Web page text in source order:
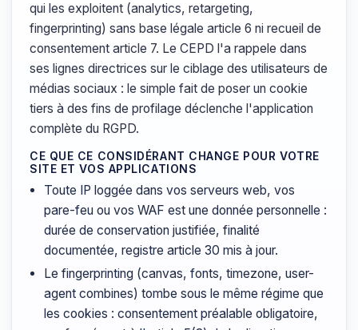
qui les exploitent (analytics, retargeting,
fingerprinting) sans base légale article 6 ni recueil de
consentement article 7. Le CEPD l'a rappele dans
ses lignes directrices sur le ciblage des utilisateurs de
médias sociaux : le simple fait de poser un cookie
tiers à des fins de profilage déclenche l'application
complète du RGPD.
CE QUE CE CONSIDÉRANT CHANGE POUR VOTRE
SITE ET VOS APPLICATIONS
Toute IP loggée dans vos serveurs web, vos
pare-feu ou vos WAF est une donnée personnelle :
durée de conservation justifiée, finalité
documentée, registre article 30 mis à jour.
Le fingerprinting (canvas, fonts, timezone, user-
agent combines) tombe sous le même régime que
les cookies : consentement préalable obligatoire,